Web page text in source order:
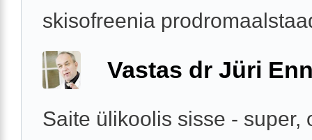
skisofreenia
Vastas dr Jüri
Saite ülikoolis sisse - super,